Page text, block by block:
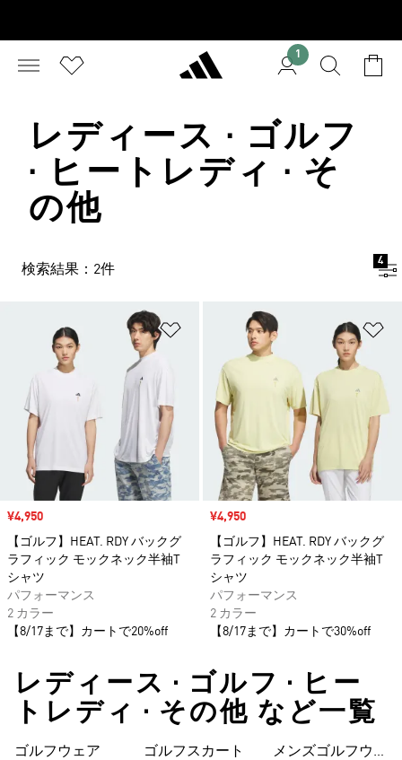
1
レディース · ゴルフ
· ヒートレディ · そ
の他
検索結果：2件
4
ほしいものリストに追加
セール価格
¥4,950
【ゴルフ】HEAT. RDY バックグ
ラフィック モックネック半袖T
シャツ
パフォーマンス
2 カラー
【8/17まで】カートで20%off
セール価格
¥4,950
【ゴルフ】HEAT. RDY バックグ
ラフィック モックネック半袖T
シャツ
パフォーマンス
2 カラー
【8/17まで】カートで30%off
レディース • ゴルフ • ヒー
トレディ • その他 など一覧
ゴルフウェア ゴルフスカート
メンズゴルフウェ